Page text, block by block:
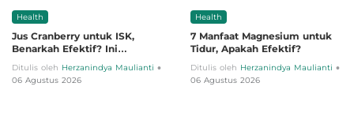
Health
Jus Cranberry untuk ISK,
Benarkah Efektif? Ini
Ditulis oleh Herzanindya Maulianti •
06 Agustus 2026
Health
7 Manfaat Magnesium untuk
Tidur, Apakah Efektif?
Ditulis oleh Herzanindya Maulianti •
06 Agustus 2026